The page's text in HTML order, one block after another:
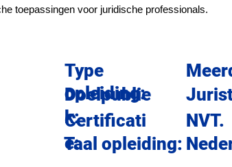
toepassingen voor juridische professionals.
Type
opleiding:
Doelpublie
k:
Taal opleiding:
Certificati
e:
NVT.